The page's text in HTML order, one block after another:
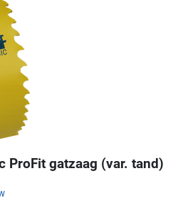
ProFit gatzaag (var. tand)